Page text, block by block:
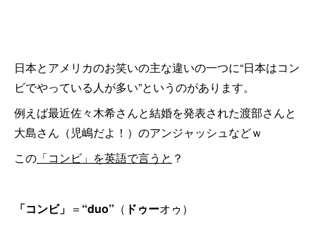
日本とアメリカのお笑いの主な違いの一つに“日本はコン
ビでやっている人が多い”というのがあります。
例えば最近佐々木希さんと結婚を発表された渡部さんと
大島さん（児嶋だよ！）のアンジャッシュなどｗ
この 「コンビ」を英語で言うと ？
「コンビ」 ＝ “duo” （ ドゥーオゥ）